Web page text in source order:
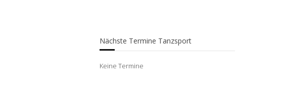
Nächste Termine Tanzsport
Keine Termine